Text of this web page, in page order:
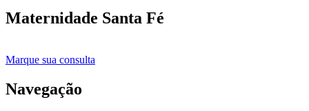
Maternidade Santa Fé
Marque sua consulta
Navegação